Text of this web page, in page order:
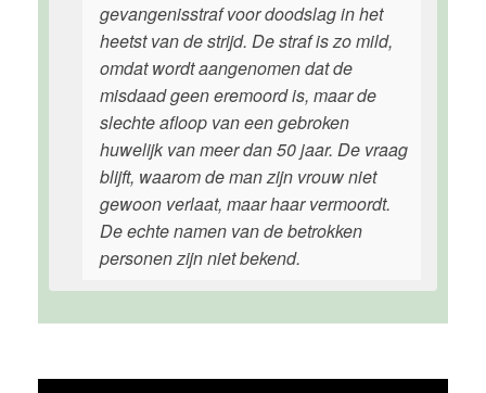
gevangenisstraf voor doodslag in het
heetst van de strijd. De straf is zo mild,
omdat wordt aangenomen dat de
misdaad geen eremoord is, maar de
slechte afloop van een gebroken
huwelijk van meer dan 50 jaar. De vraag
blijft, waarom de man zijn vrouw niet
gewoon verlaat, maar haar vermoordt.
De echte namen van de betrokken
personen zijn niet bekend.